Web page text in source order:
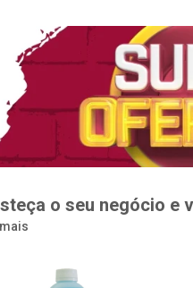
o seu negócio e